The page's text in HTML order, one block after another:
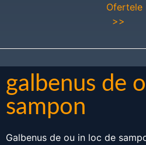
Ofertele
>>
galbenus de
sampon
Galbenus de ou in loc de